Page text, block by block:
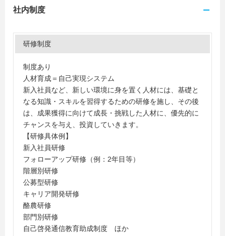
社内制度
研修制度
制度あり
人材育成＝自己実現システム
新入社員など、新しい環境に身を置く人材には、基礎と
なる知識・スキルを習得するための研修を施し、その後
は、成果獲得に向けて成長・挑戦した人材に、優先的に
チャンスを与え、投資していきます。
【研修具体例】
新入社員研修
フォローアップ研修（例：2年目等）
階層別研修
公募型研修
キャリア開発研修
酪農研修
部門別研修
自己啓発通信教育助成制度 ほか